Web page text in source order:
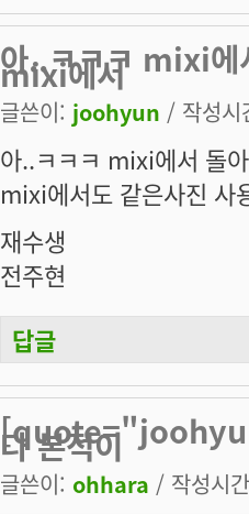
아..ㅋㅋㅋ mixi에
mixi에서
글쓴이: joohyun / 작성
아..ㅋㅋㅋ mixi에서 돌
mixi에서도 같은사진 사
재수생
전주현
답글
다 본적이
글쓴이: ohhara / 작성시